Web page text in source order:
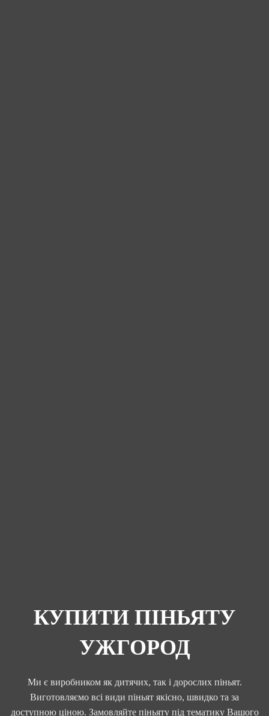
КУПИТИ ПІНЬЯТУ
УЖГОРОД
Ми є виробником як дитячих, так і дорослих піньят.
Виготовляємо всі види піньят якісно, швидко та за
доступною ціною. Замовляйте піньяту під тематику Вашого